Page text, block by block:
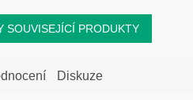
SOUVISEJÍCÍ PRODUKTY
Diskuze